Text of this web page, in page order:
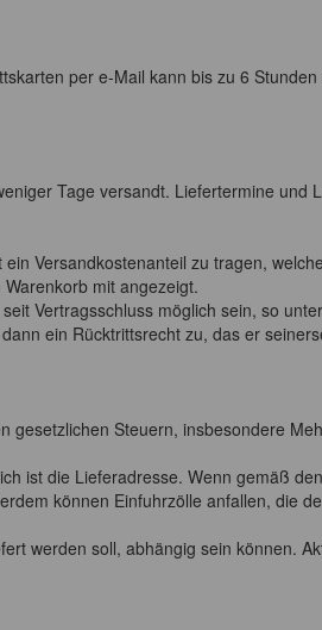
per e-Mail kann bis zu 6
Tage versandt. Liefertermine und
Versandkostenanteil zu tragen,
mit angezeigt.
Vertragsschluss möglich sein, so
ein Rücktrittsrecht zu, das er
Steuern, insbesondere
ist die Lieferadresse. Wenn gemäß
können Einfuhrzölle anfallen, die
werden soll, abhängig sein können.